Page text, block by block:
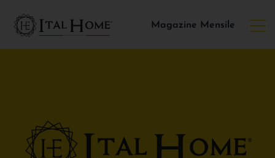
Magazine Mensile